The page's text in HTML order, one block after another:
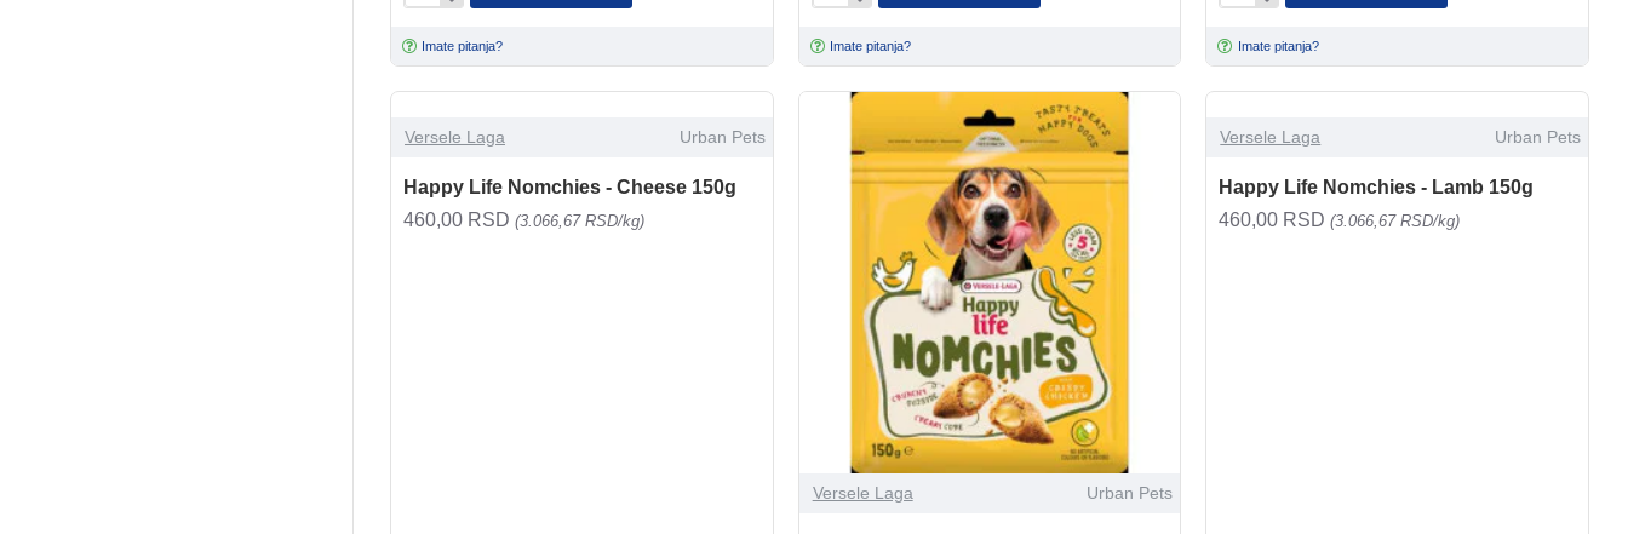
Imate pitanja? Imate pitanja? Imate pitanja?
Versele Laga Urban Pets
Happy Life Nomchies - Cheese 150g
460,00 RSD (3.066,67 RSD/kg)
Versele Laga Urban Pets
Versele Laga Urban Pets
Happy Life Nomchies - Lamb 150g
460,00 RSD(3.066,67 RSD/kg)